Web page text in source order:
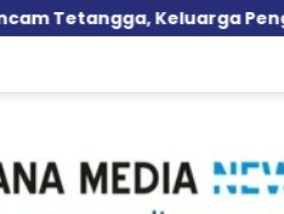
Keluarga Pengurus PWI